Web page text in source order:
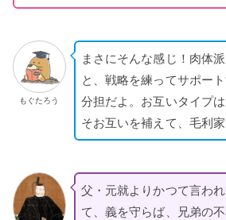
もぐたろう
まさにそんな感じ！肉体
と、戦略を練ってサポー
分担だよ。お互いタイプ
そお互いを補えて、毛利
父・元就よりかつて言わ
て、義を守らば、兄弟の